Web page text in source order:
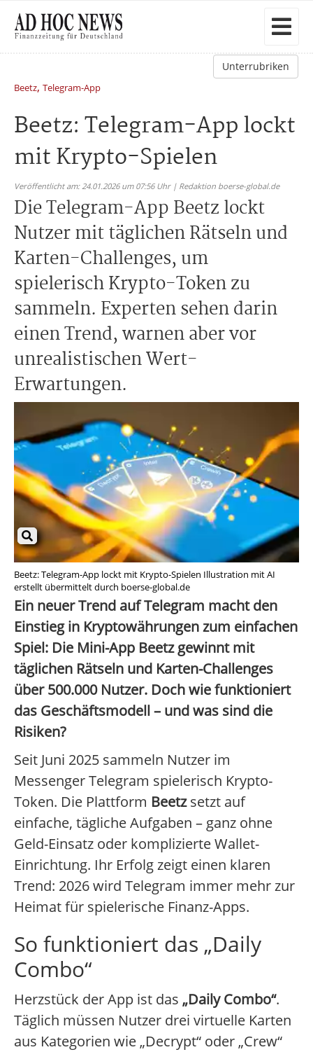
Unterrubriken
Beetz, Telegram-App
Beetz: Telegram-App lockt
mit Krypto-Spielen
Veröffentlicht am: 24.01.2026 um 07:56 Uhr | Redaktion boerse-global.de
Die Telegram-App Beetz lockt
Nutzer mit täglichen Rätseln und
Karten-Challenges, um
spielerisch Krypto-Token zu
sammeln. Experten sehen darin
einen Trend, warnen aber vor
unrealistischen Wert-
Erwartungen.
Beetz: Telegram-App lockt mit Krypto-Spielen Illustration mit AI
erstellt übermittelt durch boerse-global.de
Ein neuer Trend auf Telegram macht den
Einstieg in Kryptowährungen zum einfachen
Spiel: Die Mini-App Beetz gewinnt mit
täglichen Rätseln und Karten-Challenges
über 500.000 Nutzer. Doch wie funktioniert
das Geschäftsmodell – und was sind die
Risiken?
Seit Juni 2025 sammeln Nutzer im
Messenger Telegram spielerisch Krypto-
Token. Die Plattform Beetzsetzt auf
einfache, tägliche Aufgaben – ganz ohne
Geld-Einsatz oder komplizierte Wallet-
Einrichtung. Ihr Erfolg zeigt einen klaren
Trend: 2026 wird Telegram immer mehr zur
Heimat für spielerische Finanz-Apps.
So funktioniert das „Daily
Combo“
Herzstück der App ist das „Daily Combo“.
Täglich müssen Nutzer drei virtuelle Karten
aus Kategorien wie „Decrypt“ oder „Crew“